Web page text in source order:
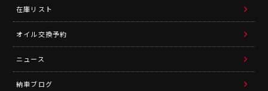
在庫リスト
オイル交換予約
ニュース
納車ブログ